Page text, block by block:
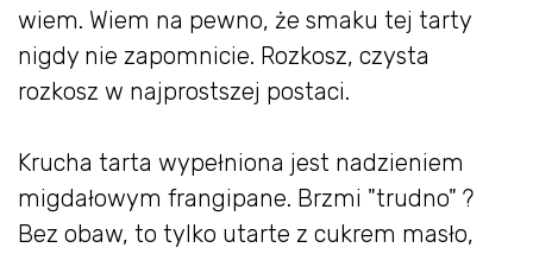
wiem. Wiem na pewno, że smaku tej tarty
nigdy nie zapomnicie. Rozkosz, czysta
rozkosz w najprostszej postaci.
Krucha tarta wypełniona jest nadzieniem
migdałowym frangipane. Brzmi "trudno" ?
Bez obaw, to tylko utarte z cukrem masło,